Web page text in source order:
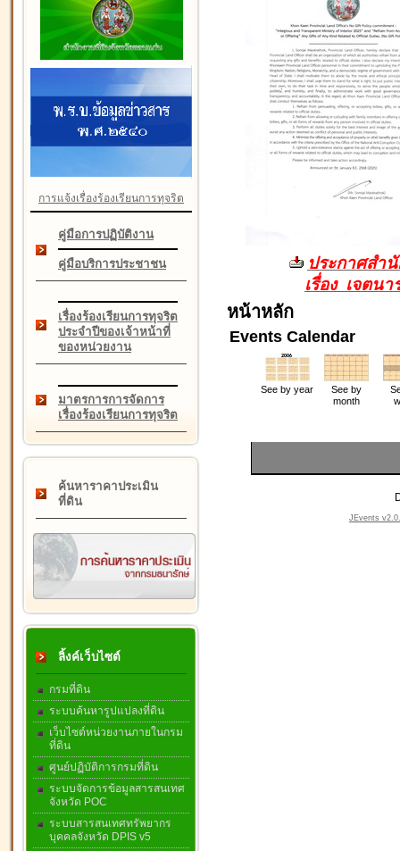
การแจ้งเรื่องร้องเรียนการทุจริต
คู่มือการปฏิบัติงาน
คู่มือบริการประชาชน
เรื่องร้องเรียนการทุจริต
ประจำปีของเจ้าหน้าที่
ของหน่วยงาน
มาตรการการจัดการ
เรื่องร้องเรียนการทุจริต
ค้นหาราคาประเมิน
ที่ดิน
ลิ้งค์เว็บไซต์
กรมที่ดิน
ระบบค้นหารูปแปลงที่ดิน
เว็บไซต์หน่วยงานภายในกรม
ที่ดิน
ศูนย์ปฏิบัติการกรมที่ดิน
ระบบจัดการข้อมูลสารสนเทศ
จังหวัด POC
ระบบสารสนเทศทรัพยากร
บุคคลจังหวัด DPIS v5
ประกาศสำ
เรื่อง เจตน
หน้าหลัก
Events Calendar
See by year
See by
month
JEvents